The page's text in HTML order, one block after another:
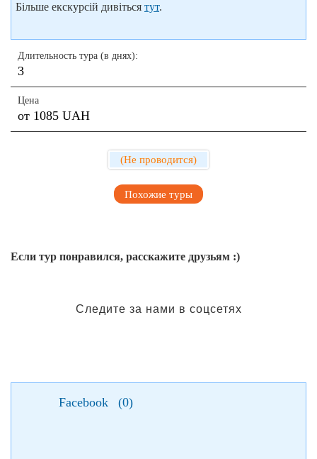
Більше екскурсій дивіться тут.
Длительность тура (в днях):
3
Цена
от 1085 UAH
(Не проводится)
Похожие туры
Если тур понравился, расскажите друзьям :)
Следите за нами в соцсетях
Facebook (0)